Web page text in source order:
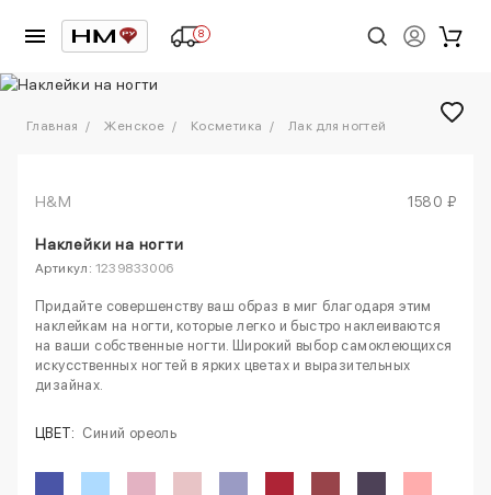
8
1/2
Главная Женское Косметика Лак для ногтей
H&M 1580 ₽
Наклейки на ногти
Артикул: 1239833006
Придайте совершенству ваш образ в миг благодаря этим
наклейкам на ногти, которые легко и быстро наклеиваются
на ваши собственные ногти. Широкий выбор самоклеющихся
искусственных ногтей в ярких цветах и выразительных
дизайнах.
ЦВЕТ: Синий ореоль